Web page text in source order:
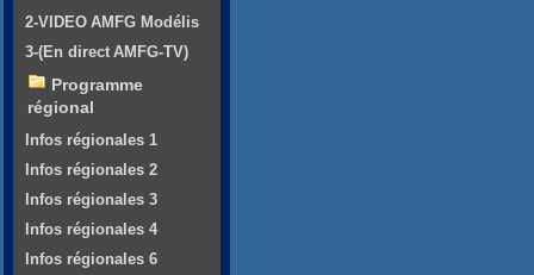
2-VIDEO AMFG Modélis
3-(En direct AMFG-TV)
Programme
régional
Infos régionales 1
Infos régionales 2
Infos régionales 3
Infos régionales 4
Infos régionales 6